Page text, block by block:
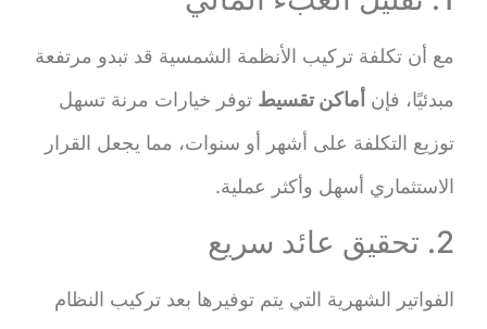
مع أن تكلفة تركيب الأنظمة الشمسية قد تبدو مرتفعة
مبدئيًا، فإنأماكن تقسيطتوفر خيارات مرنة تسهل
توزيع التكلفة على أشهر أو سنوات، مما يجعل القرار
الاستثماري أسهل وأكثر عملية.
الفواتير الشهرية التي يتم توفيرها بعد تركيب النظام